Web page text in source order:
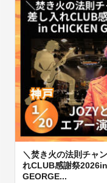
＼焚き火の法則チャ
れCLUB感謝祭
GEORGE...